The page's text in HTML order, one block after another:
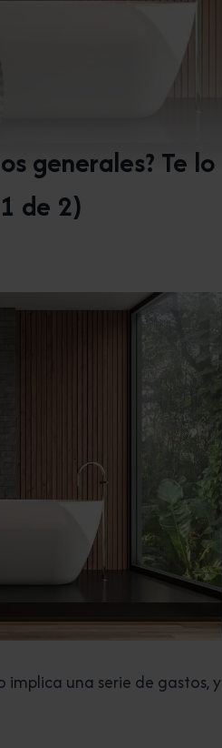
generales? Te lo
de 2)
una serie de gastos, y